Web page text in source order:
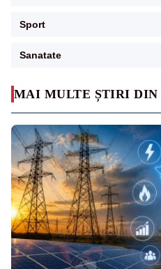
MAI MULTE ȘTIRI DIN
Sport
Sanatate